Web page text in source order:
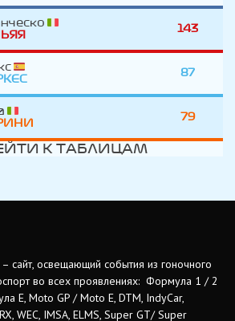
143
87
79
К ТАБЛИЦАМ
– сайт, освещающий события из гоночного
во всех проявлениях: Формула 1 / 2
Е, Moto GP / Moto E, DTM, IndyCar,
WEC, IMSA, ELMS, Super GT/ Super